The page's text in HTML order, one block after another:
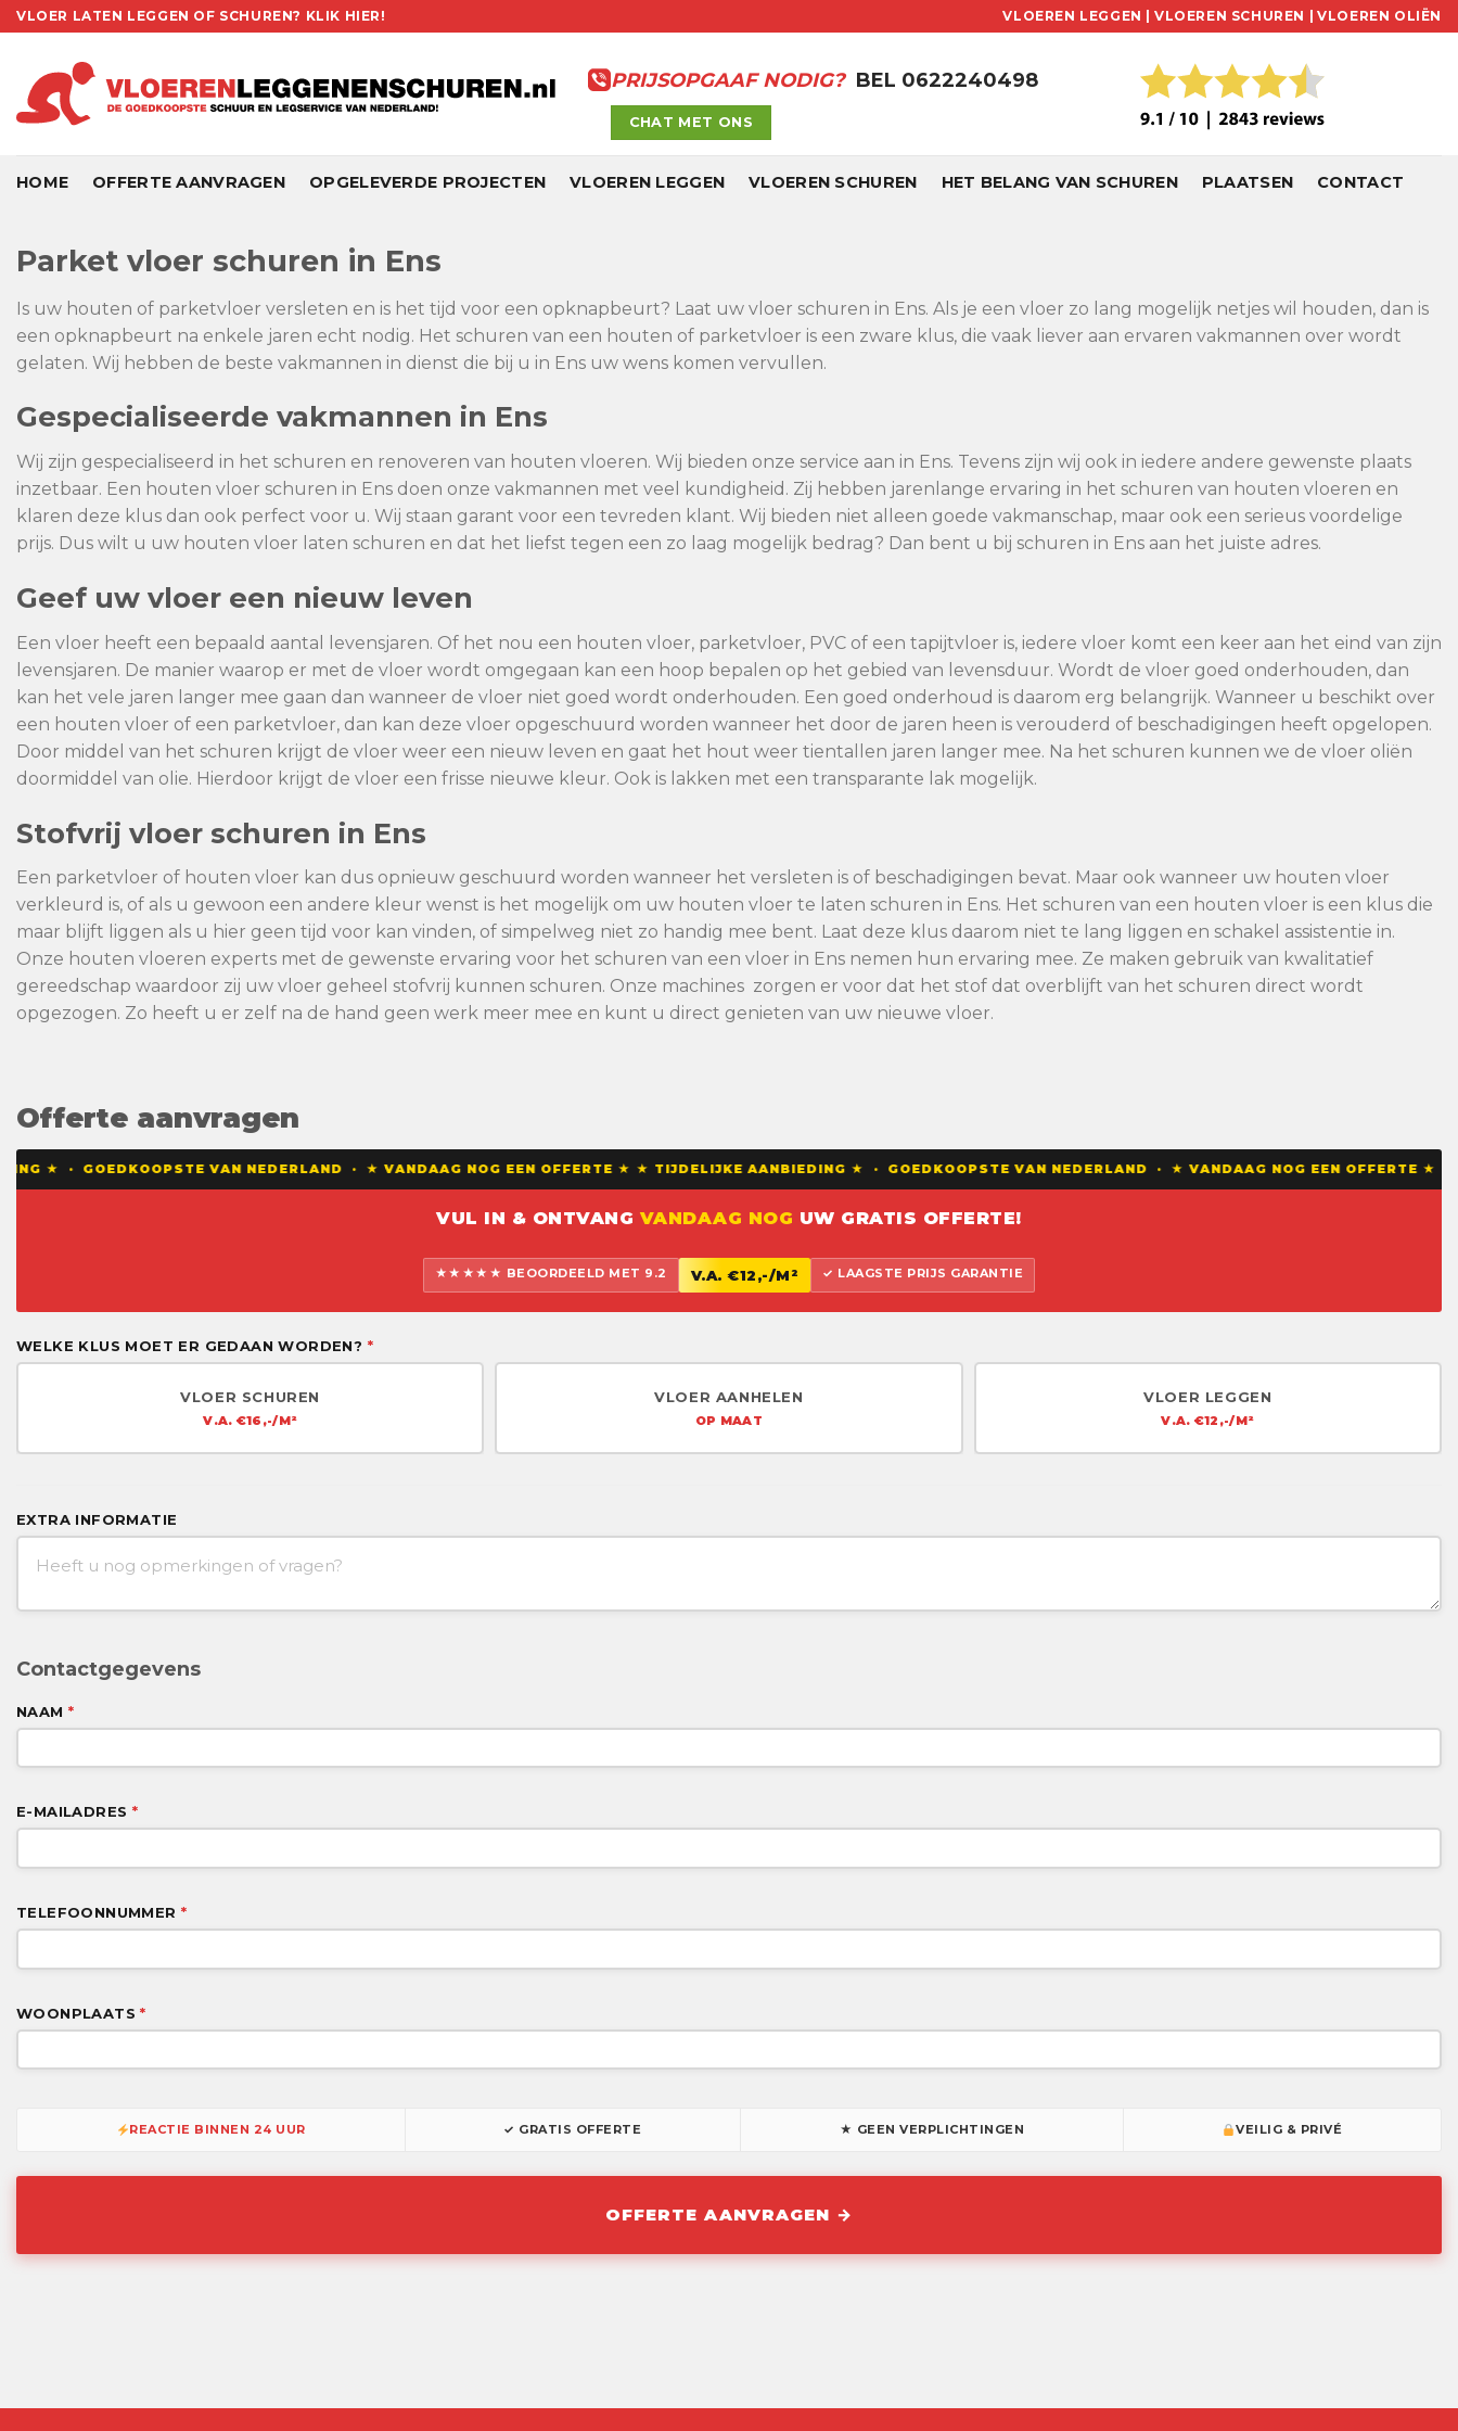
Skip
to
content
VLOER LATEN LEGGEN OF SCHUREN? KLIK HIER! VLOEREN LEGGEN | VLOEREN SCHUREN | VLOEREN OLIËN
PRIJSOPGAAF NODIG? BEL 0622240498
CHAT MET ONS
HOME OFFERTE AANVRAGEN OPGELEVERDE PROJECTEN VLOEREN LEGGEN VLOEREN SCHUREN HET BELANG VAN SCHUREN PLAATSEN CONTACT
Parket vloer schuren in Ens
Is uw houten of parketvloer versleten en is het tijd voor een opknapbeurt? Laat uw vloer schuren in Ens. Als je een vloer zo lang mogelijk netjes wil houden, dan is
een opknapbeurt na enkele jaren echt nodig. Het schuren van een houten of parketvloer is een zware klus, die vaak liever aan ervaren vakmannen over wordt
gelaten. Wij hebben de beste vakmannen in dienst die bij u in Ens uw wens komen vervullen.
Gespecialiseerde vakmannen in Ens
Wij zijn gespecialiseerd in het schuren en renoveren van houten vloeren. Wij bieden onze service aan in Ens. Tevens zijn wij ook in iedere andere gewenste plaats
inzetbaar. Een houten vloer schuren in Ens doen onze vakmannen met veel kundigheid. Zij hebben jarenlange ervaring in het schuren van houten vloeren en
klaren deze klus dan ook perfect voor u. Wij staan garant voor een tevreden klant. Wij bieden niet alleen goede vakmanschap, maar ook een serieus voordelige
prijs. Dus wilt u uw houten vloer laten schuren en dat het liefst tegen een zo laag mogelijk bedrag? Dan bent u bij schuren in Ens aan het juiste adres.
Geef uw vloer een nieuw leven
Een vloer heeft een bepaald aantal levensjaren. Of het nou een houten vloer, parketvloer, PVC of een tapijtvloer is, iedere vloer komt een keer aan het eind van zijn
levensjaren. De manier waarop er met de vloer wordt omgegaan kan een hoop bepalen op het gebied van levensduur. Wordt de vloer goed onderhouden, dan
kan het vele jaren langer mee gaan dan wanneer de vloer niet goed wordt onderhouden. Een goed onderhoud is daarom erg belangrijk. Wanneer u beschikt over
een houten vloer of een parketvloer, dan kan deze vloer opgeschuurd worden wanneer het door de jaren heen is verouderd of beschadigingen heeft opgelopen.
Door middel van het schuren krijgt de vloer weer een nieuw leven en gaat het hout weer tientallen jaren langer mee. Na het schuren kunnen we de vloer oliën
doormiddel van olie. Hierdoor krijgt de vloer een frisse nieuwe kleur. Ook is lakken met een transparante lak mogelijk.
Stofvrij vloer schuren in Ens
Een parketvloer of houten vloer kan dus opnieuw geschuurd worden wanneer het versleten is of beschadigingen bevat. Maar ook wanneer uw houten vloer
verkleurd is, of als u gewoon een andere kleur wenst is het mogelijk om uw houten vloer te laten schuren in Ens. Het schuren van een houten vloer is een klus die
maar blijft liggen als u hier geen tijd voor kan vinden, of simpelweg niet zo handig mee bent. Laat deze klus daarom niet te lang liggen en schakel assistentie in.
Onze houten vloeren experts met de gewenste ervaring voor het schuren van een vloer in Ens nemen hun ervaring mee. Ze maken gebruik van kwalitatief
gereedschap waardoor zij uw vloer geheel stofvrij kunnen schuren. Onze machines zorgen er voor dat het stof dat overblijft van het schuren direct wordt
opgezogen. Zo heeft u er zelf na de hand geen werk meer mee en kunt u direct genieten van uw nieuwe vloer.
Offerte aanvragen
★ · GOEDKOOPSTE VAN NEDERLAND · ★ VANDAAG NOG EEN OFFERTE ★ ★ TIJDELIJKE AANBIEDING ★ · GOEDKOOPSTE VAN NEDERLAND · ★ VANDAAG NOG EEN OFFERTE
VUL IN & ONTVANG VANDAAG NOG UW GRATIS OFFERTE!
★★★★★ BEOORDEELD MET 9.2 V.A. €12,-/M² ✓ LAAGSTE PRIJS GARANTIE
WELKE KLUS MOET ER GEDAAN WORDEN? *
VLOER SCHUREN
V.A. €16,-/M²
VLOER AANHELEN
OP MAAT
VLOER LEGGEN
V.A. €12,-/M²
EXTRA INFORMATIE
Contactgegevens
NAAM *
E-MAILADRES *
TELEFOONNUMMER *
WOONPLAATS*
REACTIE BINNEN 24 UUR ✓ GRATIS OFFERTE ★ GEEN VERPLICHTINGEN VEILIG & PRIVÉ